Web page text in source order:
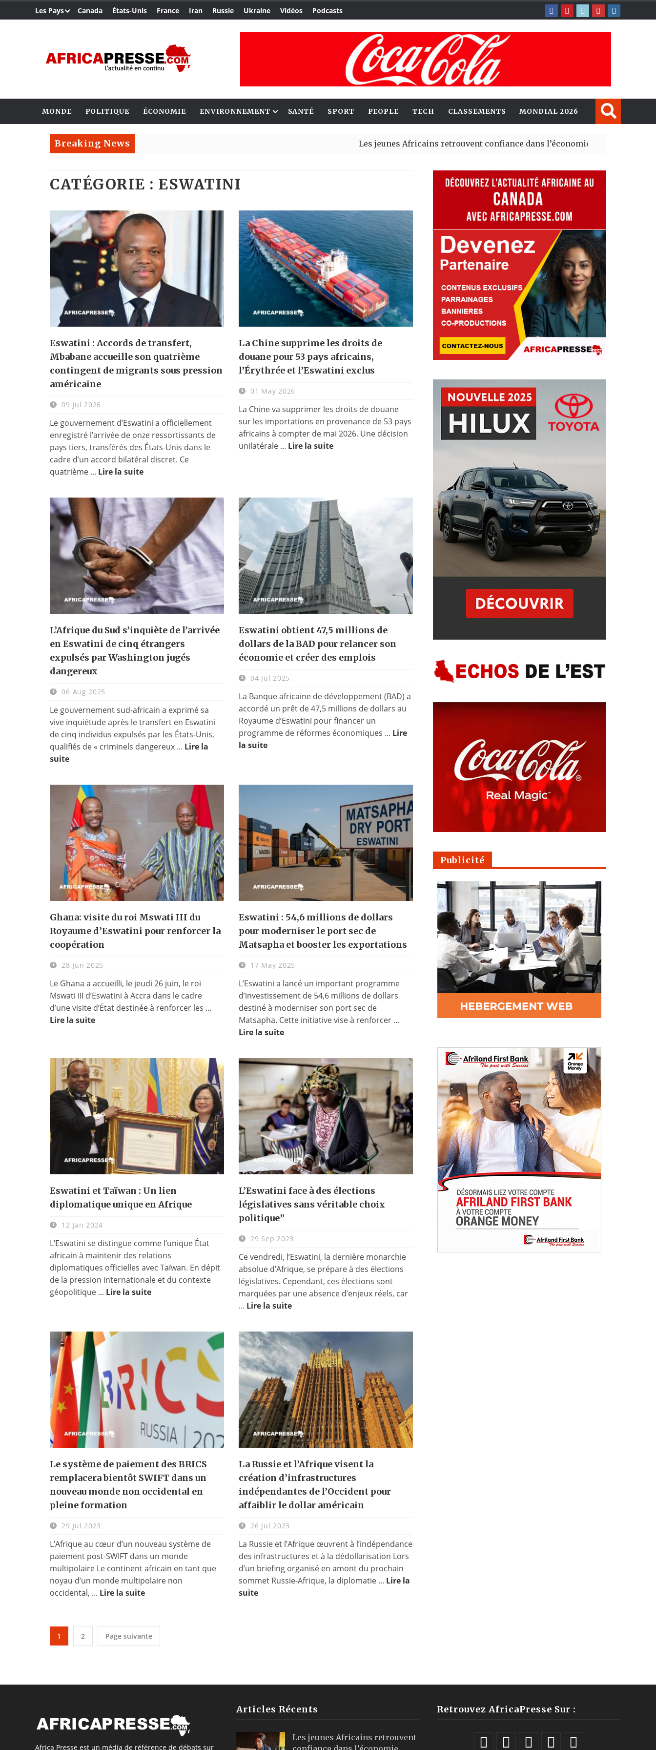
Les Pays Canada États-Unis France Iran Russie Ukraine Vidéos Podcasts
MONDE POLITIQUE ÉCONOMIE ENVIRONNEMENT SANTÉ SPORT PEOPLE TECH CLASSEMENTS MONDIAL 2026
Breaking News Les jeunes Africains retrouvent confiance dans l’économie, mais trois grands
CATÉGORIE : ESWATINI
Eswatini : Accords de transfert,
Mbabane accueille son quatrième
contingent de migrants sous pression
américaine
09 Jul 2026
Le gouvernement d’Eswatini a officiellement
enregistré l’arrivée de onze ressortissants de
pays tiers, transférés des États-Unis dans le
cadre d’un accord bilatéral discret. Ce
quatrième ... Lire la suite
La Chine supprime les droits de
douane pour 53 pays africains,
l’Érythrée et l’Eswatini exclus
01 May 2026
La Chine va supprimer les droits de douane
sur les importations en provenance de 53 pays
africains à compter de mai 2026. Une décision
unilatérale ... Lire la suite
L’Afrique du Sud s’inquiète de l’arrivée
en Eswatini de cinq étrangers
expulsés par Washington jugés
dangereux
06 Aug 2025
Le gouvernement sud-africain a exprimé sa
vive inquiétude après le transfert en Eswatini
de cinq individus expulsés par les États-Unis,
qualifiés de « criminels dangereux ... Lire la
suite
Eswatini obtient 47,5 millions de
dollars de la BAD pour relancer son
économie et créer des emplois
04 Jul 2025
La Banque africaine de développement (BAD) a
accordé un prêt de 47,5 millions de dollars au
Royaume d’Eswatini pour financer un
programme de réformes économiques ... Lire
la suite
Ghana: visite du roi Mswati III du
Royaume d’Eswatini pour renforcer la
coopération
28 Jun 2025
Le Ghana a accueilli, le jeudi 26 juin, le roi
Mswati III d’Eswatini à Accra dans le cadre
d’une visite d’État destinée à renforcer les ...
Lire la suite
Eswatini : 54,6 millions de dollars
pour moderniser le port sec de
Matsapha et booster les exportations
17 May 2025
L’Eswatini a lancé un important programme
d’investissement de 54,6 millions de dollars
destiné à moderniser son port sec de
Matsapha. Cette initiative vise à renforcer ...
Lire la suite
Eswatini et Taïwan : Un lien
diplomatique unique en Afrique
12 Jan 2024
L’Eswatini se distingue comme l’unique État
africain à maintenir des relations
diplomatiques officielles avec Taïwan. En dépit
de la pression internationale et du contexte
géopolitique ... Lire la suite
L’Eswatini face à des élections
législatives sans véritable choix
politique”
29 Sep 2023
Ce vendredi, l’Eswatini, la dernière monarchie
absolue d’Afrique, se prépare à des élections
législatives. Cependant, ces élections sont
marquées par une absence d’enjeux réels, car
... Lire la suite
Le système de paiement des BRICS
remplacera bientôt SWIFT dans un
nouveau monde non occidental en
pleine formation
29 Jul 2023
L’Afrique au cœur d’un nouveau système de
paiement post-SWIFT dans un monde
multipolaire Le continent africain en tant que
noyau d’un monde multipolaire non
occidental, ... Lire la suite
La Russie et l’Afrique visent la
création d’infrastructures
indépendantes de l’Occident pour
affaiblir le dollar américain
26 Jul 2023
La Russie et l’Afrique œuvrent à l’indépendance
des infrastructures et à la dédollarisation Lors
d’un briefing organisé en amont du prochain
sommet Russie-Afrique, la diplomatie ... Lire la
suite
1 2 Page suivante
Publicité
Africa Presse est un média de référence de débats sur
Articles Récents
Les jeunes Africains retrouvent
Retrouvez AfricaPresse Sur :